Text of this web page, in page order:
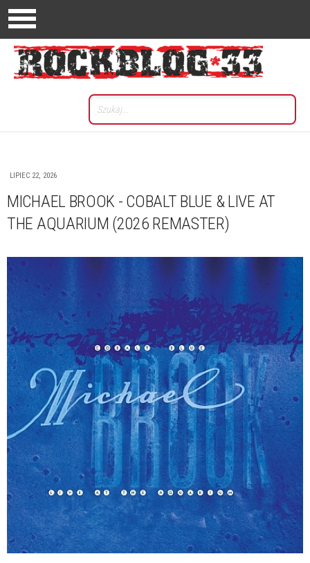
LIPIEC 22, 2026
MICHAEL BROOK - COBALT BLUE & LIVE AT
THE AQUARIUM (2026 REMASTER)